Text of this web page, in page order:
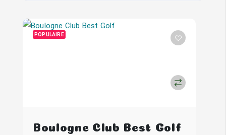
POPULAIRE
Boulogne Club Best Golf